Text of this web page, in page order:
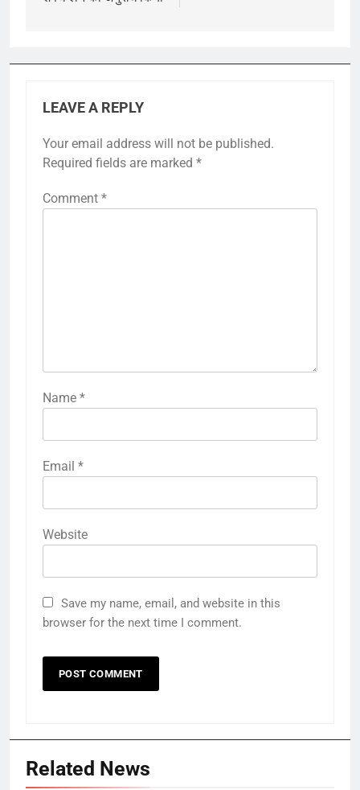
LEAVE A REPLY
Your email address will not be published.
Required fields are marked *
Comment *
Name *
Email *
Website
Save my name, email, and website in this
browser for the next time I comment.
Related News